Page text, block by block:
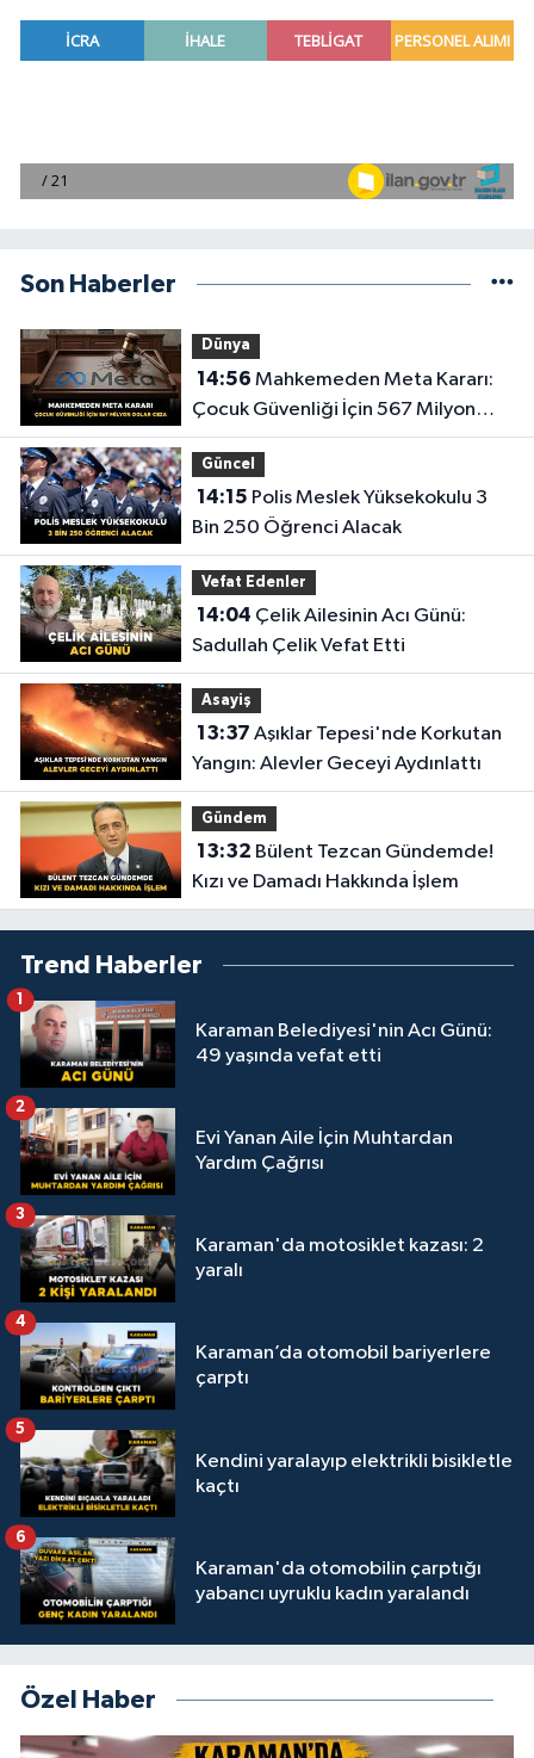
Son Haberler
Dünya
14:56
Çocuk Güvenliği İçin 567 Milyon
Dolar Ceza
Güncel
14:15
Bin 250 Öğrenci Alacak
Vefat Edenler
14:04
Sadullah Çelik Vefat Etti
Asayiş
13:37
Yangın: Alevler Geceyi Aydınlattı
Gündem
13:32
Kızı ve Damadı Hakkında İşlem
Trend Haberler
Karaman Belediyesi'nin Acı Günü:
49 yaşında vefat etti
1
Evi Yanan Aile İçin Muhtardan
Yardım Çağrısı
2
Karaman'da motosiklet kazası: 2
yaralı
3
Karaman’da otomobil bariyerlere
çarptı
4
Kendini yaralayıp elektrikli bisikletle
kaçtı
5
Karaman'da otomobilin çarptığı
yabancı uyruklu kadın yaralandı
6
Özel Haber